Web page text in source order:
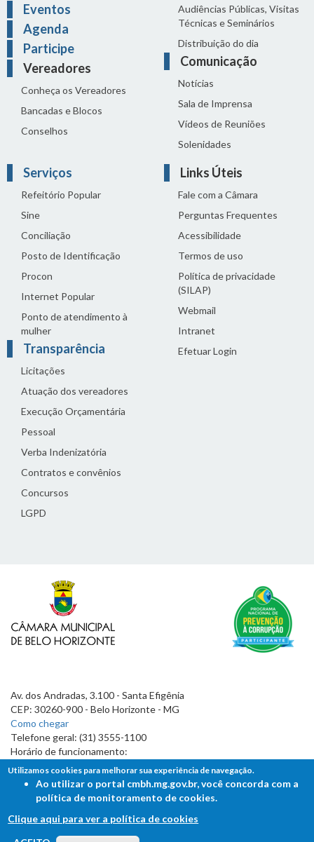
Eventos
Agenda
Participe
Vereadores
Conheça os Vereadores
Bancadas e Blocos
Conselhos
Audiências Públicas, Visitas
Técnicas e Seminários
Distribuição do dia
Comunicação
Notícias
Sala de Imprensa
Vídeos de Reuniões
Solenidades
Serviços
Refeitório Popular
Sine
Conciliação
Posto de Identificação
Procon
Internet Popular
Ponto de atendimento à
mulher
Transparência
Licitações
Atuação dos vereadores
Execução Orçamentária
Pessoal
Verba Indenizatória
Contratos e convênios
Concursos
LGPD
Links Úteis
Fale com a Câmara
Perguntas Frequentes
Acessibilidade
Termos de uso
Política de privacidade
(SILAP)
Webmail
Intranet
Efetuar Login
Av. dos Andradas, 3.100 - Santa Efigênia
CEP: 30260-900 - Belo Horizonte - MG
Como chegar
Telefone geral: (31) 3555-1100
Horário de funcionamento:
7h às 19h
FALE COM A CÂMARA
Utilizamos cookies para melhorar sua experiência de navegação.
Ao utilizar o portal cmbh.mg.gov.br, você concorda com a
política de monitoramento de cookies.
Clique aqui para ver a política de cookies